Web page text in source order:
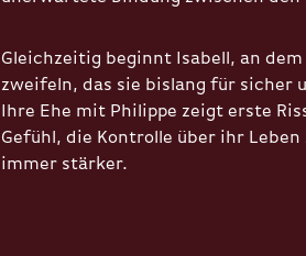
Gleichzeitig beginnt Isabell, an dem
zweifeln, das sie bislang für sicher
Ihre Ehe mit Philippe zeigt erste
Gefühl, die Kontrolle über ihr
immer stärker.